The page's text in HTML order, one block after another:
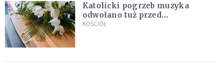
Katolicki pogrzeb muzyka
odwołano tuż przed
uroczystością. Powodem była
KOŚCIÓŁ